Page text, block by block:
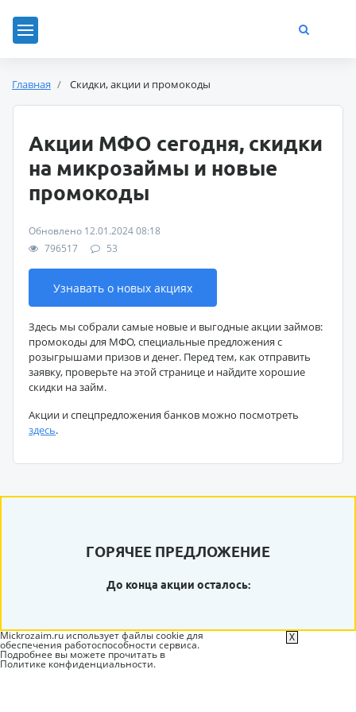
Главная Скидки, акции и промокоды
Акции МФО сегодня, скидки
на микрозаймы и новые
промокоды
Обновлено 12.01.2024 08:18
796517
53
Узнавать о новых акциях
Здесь мы собрали самые новые и выгодные акции займов:
промокоды для МФО, специальные предложения с
розыгрышами призов и денег. Перед тем, как отправить
заявку, проверьте на этой странице и найдите хорошие
скидки на займ.
Акции и спецпредложения банков можно посмотреть
здесь.
ГОРЯЧЕЕ ПРЕДЛОЖЕНИЕ
До конца акции осталось:
Mickrozaim.ru использует файлы cookie для
обеспечения работоспособности сервиса.
Подробнее вы можете прочитать в
Политике конфиденциальности.
X